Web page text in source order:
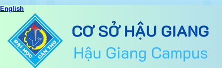
English